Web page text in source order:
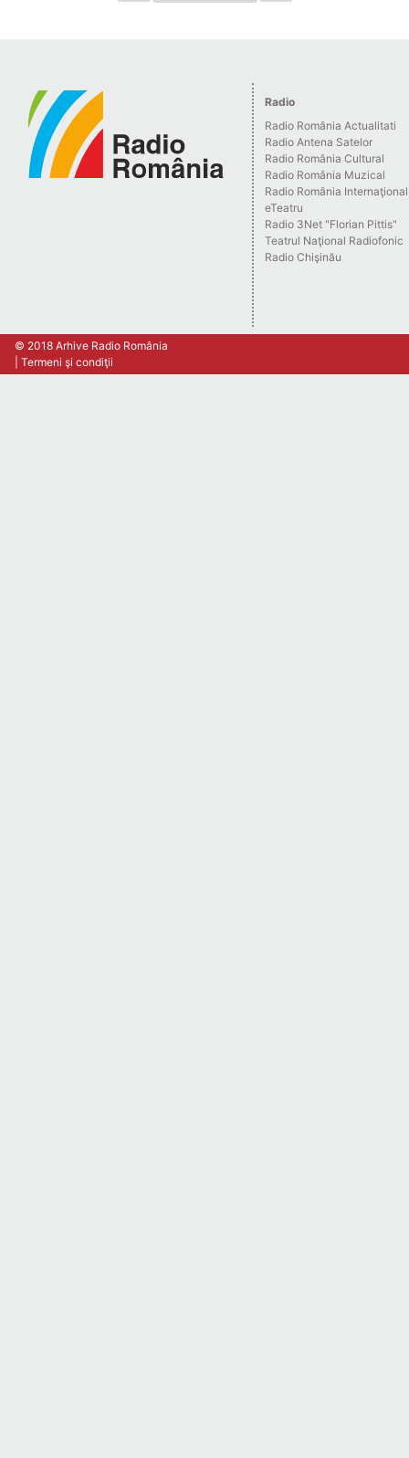
Radio
Radio România Actualitati
Radio Antena Satelor
Radio România Cultural
Radio România Muzical
Radio România Internaţional
eTeatru
Radio 3Net "Florian Pittis"
Teatrul Naţional Radiofonic
Radio Chişinău
© 2018 Arhive Radio România
Termeni şi condiţii